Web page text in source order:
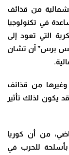
من قذائف
في تكنولوجيا
التي تعود إلى
برس” آن تشان
.
وغيرها من قذائف
يكون لذلك تأثير
من أن كوريا
بأسلحة للحرب في